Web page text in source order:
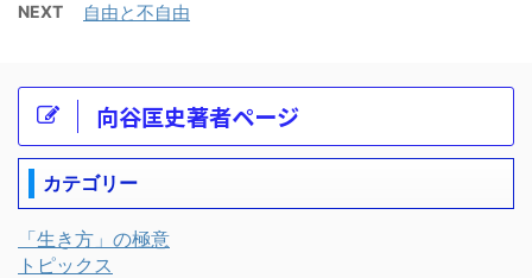
NEXT 自由と不自由
向谷匡史著者ページ
カテゴリー
「生き方」の極意
トピックス